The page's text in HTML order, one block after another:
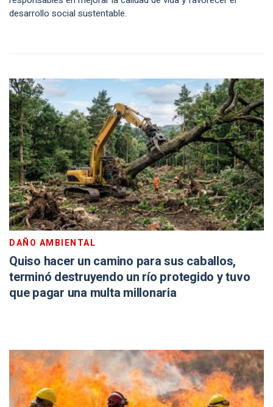
desarrollo social sustentable.
DAÑO AMBIENTAL
Quiso hacer un camino para sus caballos,
terminó destruyendo un río protegido y tuvo
que pagar una multa millonaria